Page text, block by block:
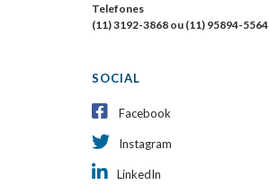
Telefones
(11) 3192-3868 ou (11) 95894-5564
SOCIAL
Facebook
Instagram
LinkedIn